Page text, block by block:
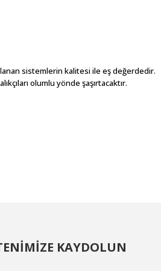
sistemlerin kalitesi ile eş değerdedir.
olumlu yönde şaşırtacaktır.
KAYDOLUN